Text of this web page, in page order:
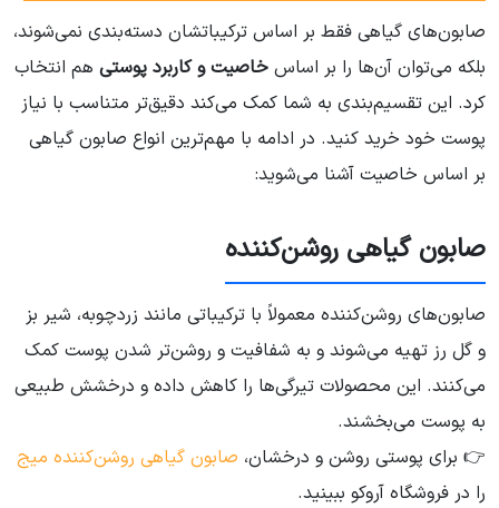
صابون‌های گیاهی فقط بر اساس ترکیباتشان دسته‌بندی نمی‌شوند،
بلکه می‌توان آن‌ها را بر اساس خاصیت و کاربرد پوستی هم انتخاب
کرد. این تقسیم‌بندی به شما کمک می‌کند دقیق‌تر متناسب با نیاز
پوست خود خرید کنید. در ادامه با مهم‌ترین انواع صابون گیاهی
بر اساس خاصیت آشنا می‌شوید:
صابون گیاهی روشن‌کننده
صابون‌های روشن‌کننده معمولاً با ترکیباتی مانند زردچوبه، شیر بز
و گل رز تهیه می‌شوند و به شفافیت و روشن‌تر شدن پوست کمک
می‌کنند. این محصولات تیرگی‌ها را کاهش داده و درخشش طبیعی
به پوست می‌بخشند.
👉 برای پوستی روشن و درخشان، صابون گیاهی روشن‌کننده میج
را در فروشگاه آروکو ببینید.